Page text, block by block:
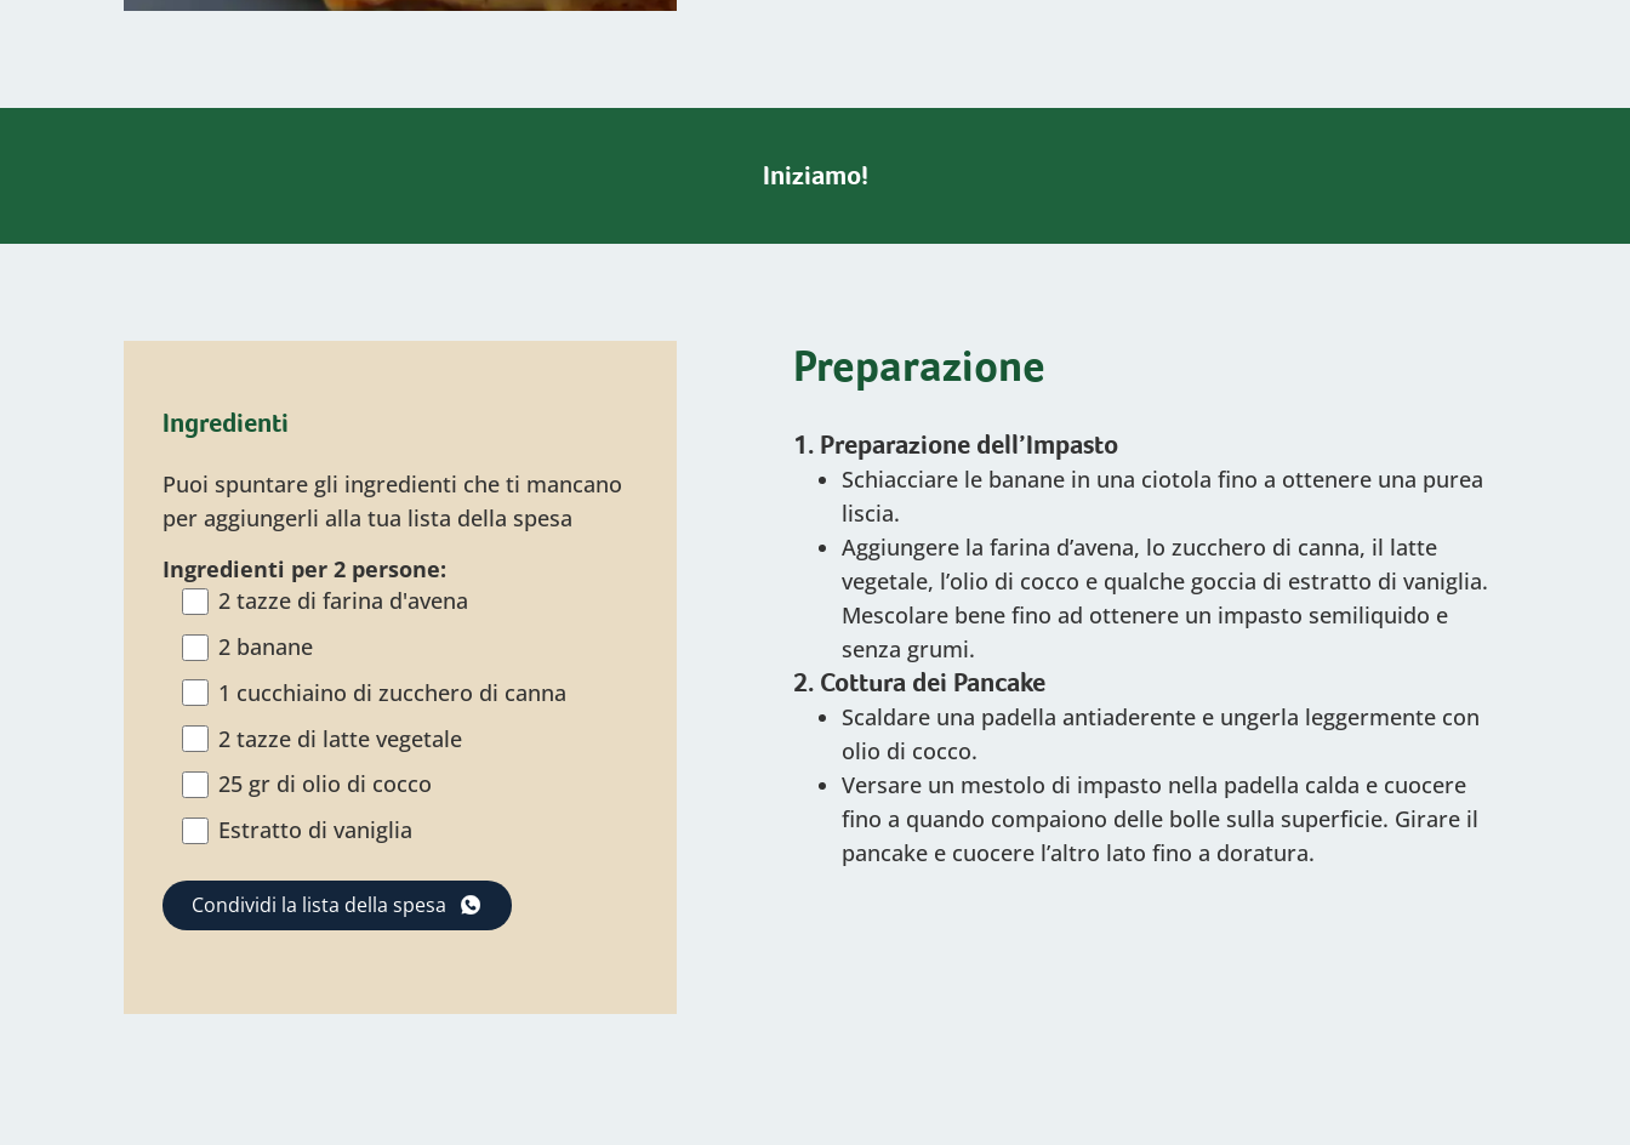
Iniziamo!
Ingredienti
Puoi spuntare gli ingredienti che ti mancano
per aggiungerli alla tua lista della spesa
Ingredienti per 2 persone:
2 tazze di farina d'avena
2 banane
1 cucchiaino di zucchero di canna
2 tazze di latte vegetale
25 gr di olio di cocco
Estratto di vaniglia
Condividi la lista della spesa
Preparazione
1. Preparazione dell’Impasto
Schiacciare le banane in una ciotola fino a ottenere una purea
liscia.
Aggiungere la farina d’avena, lo zucchero di canna, il latte
vegetale, l’olio di cocco e qualche goccia di estratto di vaniglia.
Mescolare bene fino ad ottenere un impasto semiliquido e
senza grumi.
2. Cottura dei Pancake
Scaldare una padella antiaderente e ungerla leggermente con
olio di cocco.
Versare un mestolo di impasto nella padella calda e cuocere
fino a quando compaiono delle bolle sulla superficie. Girare il
pancake e cuocere l’altro lato fino a doratura.